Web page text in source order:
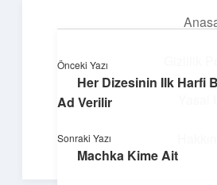
Huzurlu Yaşam
Önceki Yazı
Her Dizesinin Ilk Harfi
Ad Verilir
Sonraki Yazı
Machka Kime Ait